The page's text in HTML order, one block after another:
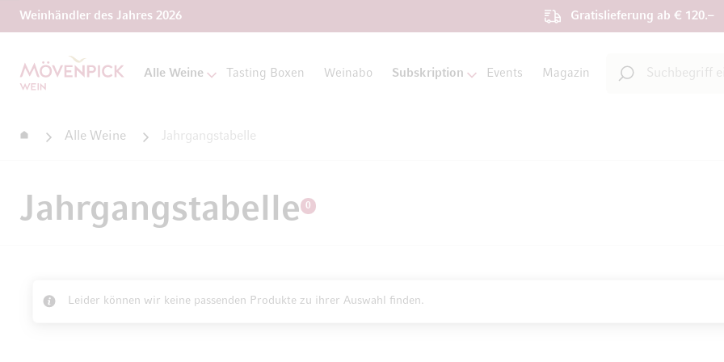
Weinhändler des Jahres 2026 Gratislieferung ab € 120.–
Zur Startseite
Alle Weine Tasting Boxen Weinabo Subskription Events Magazin
Suche
StartseiteAlle Weine Jahrgangstabelle
Jahrgangstabelle 0
Leider können wir keine passenden Produkte zu ihrer Auswahl finden.